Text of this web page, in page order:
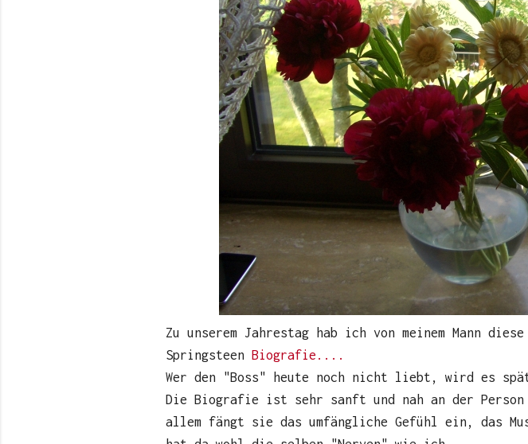
Zu unserem Jahrestag hab ich von meinem Mann
Springsteen Biografie....
Wer den "Boss" heute noch nicht liebt, wird es
Die Biografie ist sehr sanft und nah an der
allem fängt sie das umfängliche Gefühl ein, das